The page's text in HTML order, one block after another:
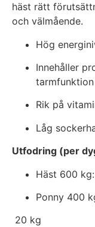
häst rätt
och välmående.
Hög
Innehåller
tarmfunktion
Rik på
Låg
Utfodring (per
Häst 600
Ponny 400
20 kg